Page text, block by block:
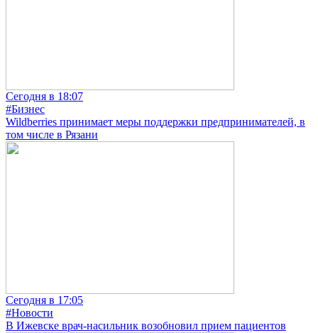
Сегодня в 18:07
#Бизнес
Wildberries принимает меры поддержки предпринимателей, в
том числе в Рязани
Сегодня в 17:05
#Новости
В Ижевске врач-насильник возобновил прием пациентов